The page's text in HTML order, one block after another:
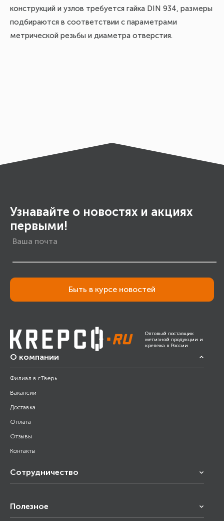
конструкций и узлов требуется гайка DIN 934, размеры
подбираются в соответствии с параметрами
метрической резьбы и диаметра отверстия.
Узнавайте о новостях и акциях
первыми!
Быть в курсе новостей
Оптовый поставщик
метизной продукции и
крепежа в России
О компании
Филиал в г.Тверь
Вакансии
Доставка
Оплата
Отзывы
Контакты
Сотрудничество
Снабжение строительства
Полезное